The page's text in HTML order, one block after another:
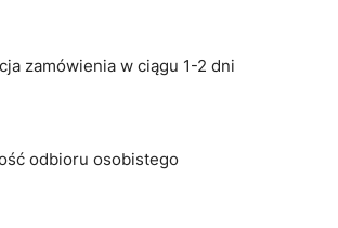
zamówienia w ciągu 1-2 dni
odbioru osobistego